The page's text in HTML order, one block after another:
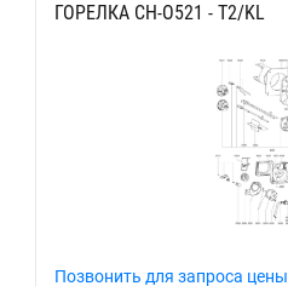
ГОРЕЛКА CH-O521 - T2/KL
Позвонить для запроса цены